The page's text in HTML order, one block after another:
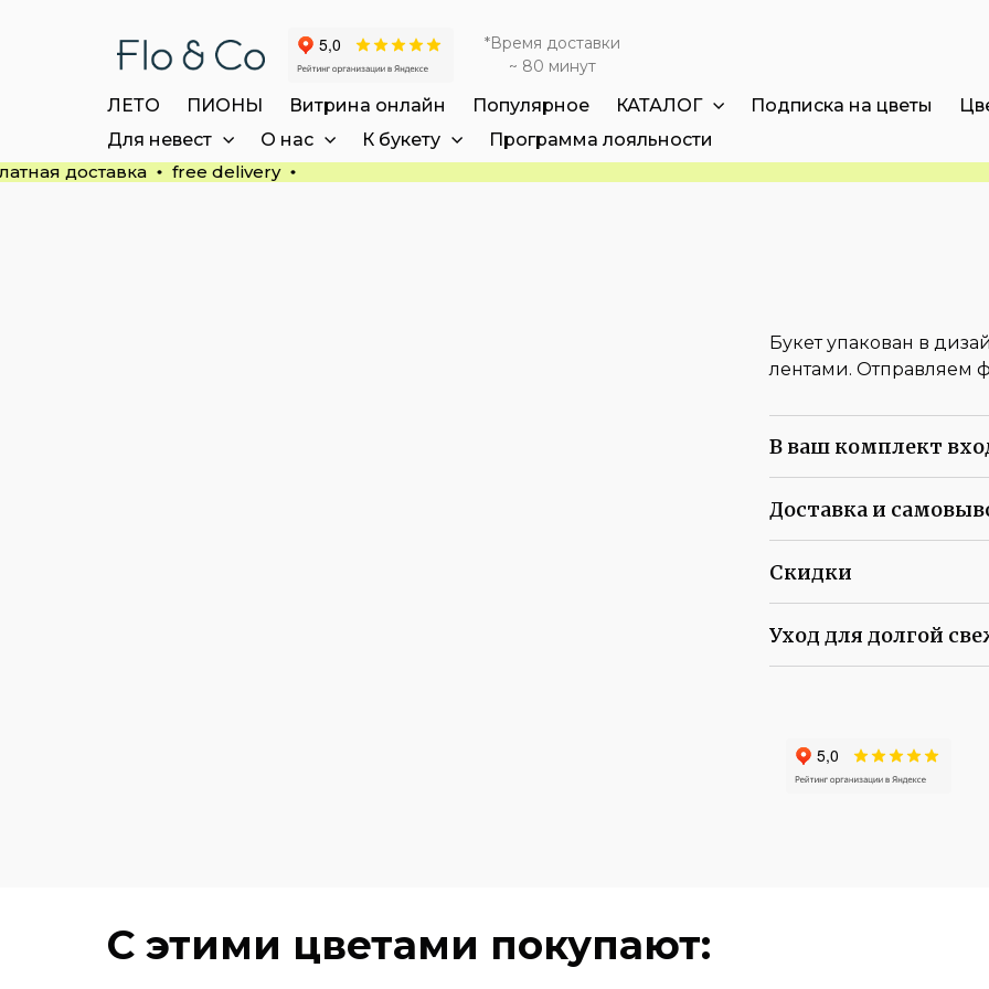
*Время доставки
~ 80 минут
ЛЕТО ПИОНЫ Витрина онлайн Популярное КАТАЛОГ Подписка на цветы
Для невест
О нас К букету Программа лояльности
доставка free delivery
Букет упакован в
лентами. Отправляем
В ваш комплект
Доставка и
Скидки
Уход для долгой
C этими цветами покупают: